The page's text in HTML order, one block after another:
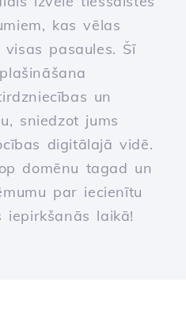
kas vēlas
pasaules. Šī
un
sniedzot jums
digitālajā vidē.
domēnu tagad un
par iecienītu
iepirkšanās laikā!